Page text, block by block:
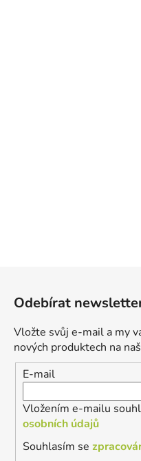
Odebírat
Vložte svůj e-mail a my
nových produktech na
E-mail
Vložením e-mailu
osobních údajů
Souhlasím se